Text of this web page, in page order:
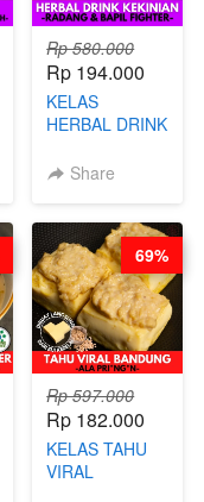
Rp 580.000
Rp 194.000
KELAS
HERBAL DRINK
RADANG &
BARISTA
ARISUDANA
Share
Rp 597.000
Rp 182.000
KELAS TAHU
VIRAL
69%